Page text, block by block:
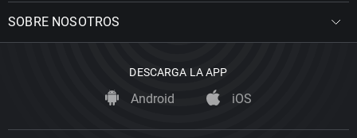
SOBRE NOSOTROS
DESCARGA LA APP
Android iOS